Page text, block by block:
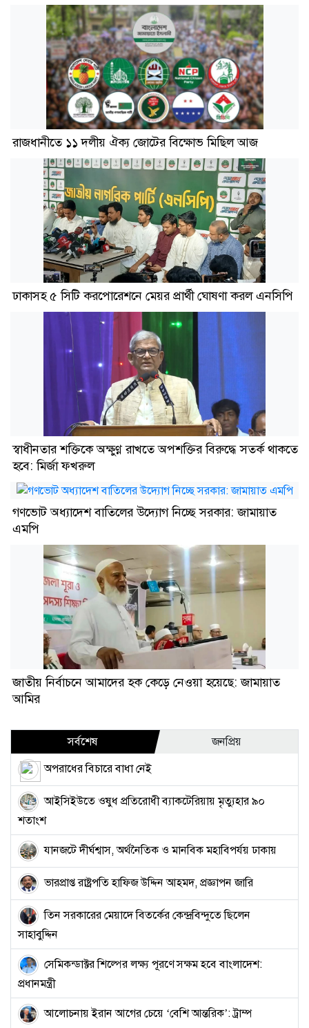
রাজধানীতে ১১ দলীয় ঐক্য জোটের বিক্ষোভ মিছিল আজ
ঢাকাসহ ৫ সিটি করপোরেশনে মেয়র প্রার্থী ঘোষণা করল এনসিপি
স্বাধীনতার শক্তিকে অক্ষুণ্ণ রাখতে অপশক্তির বিরুদ্ধে সতর্ক থাকতে
হবে: মির্জা ফখরুল
গণভোট অধ্যাদেশ বাতিলের উদ্যোগ নিচ্ছে সরকার: জামায়াত
এমপি
জাতীয় নির্বাচনে আমাদের হক কেড়ে নেওয়া হয়েছে: জামায়াত
আমির
সর্বশেষ
জনপ্রিয়
অপরাধের বিচারে বাধা নেই
আইসিইউতে ওষুধ প্রতিরোধী ব্যাকটেরিয়ায় মৃত্যুহার ৯০
শতাংশ
যানজটে দীর্ঘশ্বাস, অর্থনৈতিক ও মানবিক মহাবিপর্যয় ঢাকায়
ভারপ্রাপ্ত রাষ্ট্রপতি হাফিজ উদ্দিন আহমদ, প্রজ্ঞাপন জারি
তিন সরকারের মেয়াদে বিতর্কের কেন্দ্রবিন্দুতে ছিলেন
সাহাবুদ্দিন
সেমিকন্ডাক্টর শিল্পের লক্ষ্য পূরণে সক্ষম হবে বাংলাদেশ:
প্রধানমন্ত্রী
আলোচনায় ইরান আগের চেয়ে ‘বেশি আন্তরিক’: ট্রাম্প